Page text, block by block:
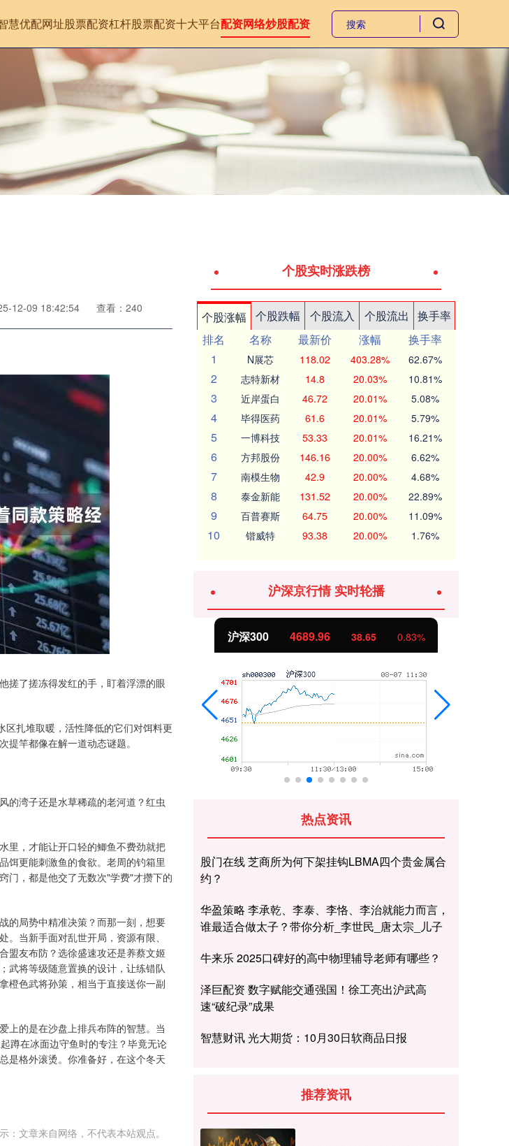
慧优配网址股票配资杠杆股票配资十大平台配资网络炒股配资
12-09 18:42:54 查看：240
搓了搓冻得发红的手，盯着浮漂的眼
扎堆取暖，活性降低的它们对饵料更
竿都像在解一道动态谜题。
的湾子还是水草稀疏的老河道？红虫
里，才能让开口轻的鲫鱼不费劲就把
饵更能刺激鱼的食欲。老周的钓箱里
，都是他交了无数次"学费"才攒下的
的局势中精准决策？而那一刻，想要
当新手面对乱世开局，资源有限、
盟友布防？选徐盛速攻还是养蔡文姬
武将等级随意置换的设计，让练错队
橙色武将孙策，相当于直接送你一副
上的是在沙盘上排兵布阵的智慧。当
蹲在冰面边守鱼时的专注？毕竟无论
是格外滚烫。你准备好，在这个冬天
：文章来自网络，不代表本站观点。
个股实时涨跌榜
个股涨幅 个股跌幅 个股流入 个股流出
换手率
排名
名称 最新价 涨幅
换手率
1
N展芯 118.02 403.28% 62.67%
2 志特新材 14.8 20.03% 10.81%
3 近岸蛋白 46.72 20.01% 5.08%
4 毕得医药 61.6 20.01% 5.79%
5 一博科技 53.33 20.01% 16.21%
6 方邦股份 146.16 20.00% 6.62%
7 南模生物 42.9 20.00% 4.68%
8 泰金新能 131.52 20.00% 22.89%
9 百普赛斯 64.75 20.00% 11.09%
10 锴威特 93.38 20.00% 1.76%
沪深京行情 实时轮播
沪深300 4689.96 0.83% 北证50 1129.72 6.84
热点资讯
股门在线 芝商所为何下架挂钩LBMA四个贵金属合
约？
华盈策略 李承乾、李泰、李恪、李治就能力而言，
谁最适合做太子？带你分析_李世民_唐太宗_儿子
牛来乐 2025口碑好的高中物理辅导老师有哪些？
泽巨配资 数字赋能交通强国！徐工亮出沪武高
速“破纪录”成果
智慧财讯 光大期货：10月30日软商品日报
推荐资讯